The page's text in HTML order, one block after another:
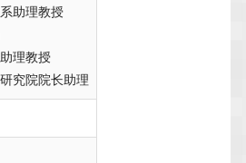
助理教授
理教授
究院院长助理